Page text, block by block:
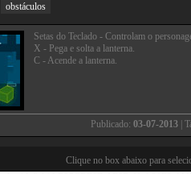
obstáculos
Setas do Teclado - Controlam o
X - Pega e solta a lanterna.
C - Acende a lanterna.
Publicado: 03-07-2013|
Clique no box abaixo para